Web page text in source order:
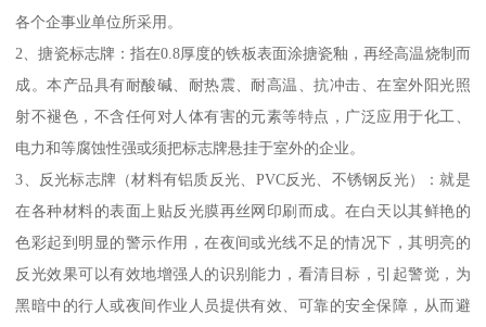
各个企事业单位所采用。
2、搪瓷标志牌：指在0.8厚度的铁板表面涂搪瓷釉，再经高温烧制而
成。本产品具有耐酸碱、耐热震、耐高温、抗冲击、在室外阳光照
射不褪色，不含任何对人体有害的元素等特点，广泛应用于化工、
电力和等腐蚀性强或须把标志牌悬挂于室外的企业。
3、反光标志牌（材料有铝质反光、PVC反光、不锈钢反光）：就是
在各种材料的表面上贴反光膜再丝网印刷而成。在白天以其鲜艳的
色彩起到明显的警示作用，在夜间或光线不足的情况下，其明亮的
反光效果可以有效地增强人的识别能力，看清目标，引起警觉，为
黑暗中的行人或夜间作业人员提供有效、可靠的安全保障，从而避